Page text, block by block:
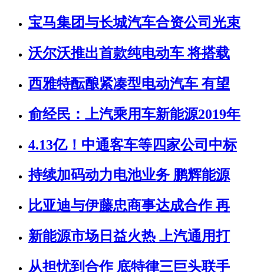
宝马集团与长城汽车合资公司光束
沃尔沃推出首款纯电动车 将搭载
西雅特酝酿紧凑型电动汽车 有望
俞经民：上汽乘用车新能源2019年
4.13亿！中通客车等四家公司中标
持续加码动力电池业务 鹏辉能源
比亚迪与伊藤忠商事达成合作 再
新能源市场日益火热 上汽通用打
从担忧到合作 底特律三巨头联手